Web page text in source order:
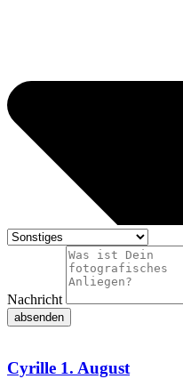
Nachricht
absenden
Cyrille 1. August